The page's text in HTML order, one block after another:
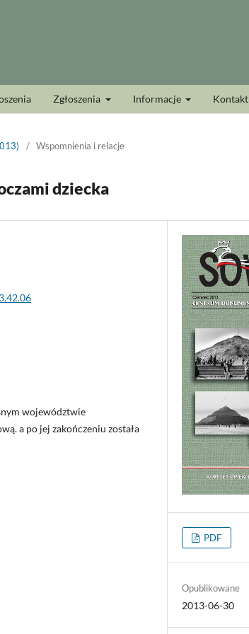
Zgłoszenia Informacje Kontakt
/ Wspomnienia i relacje
dziecka
województwie
a po jej zakończeniu została
PDF
Opublikowane
2013-06-30